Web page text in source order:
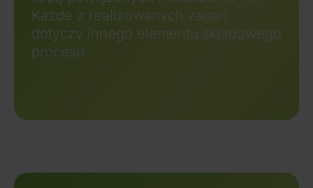
Każde z realizowanych zadań
dotyczy innego elementu składowego
procesu